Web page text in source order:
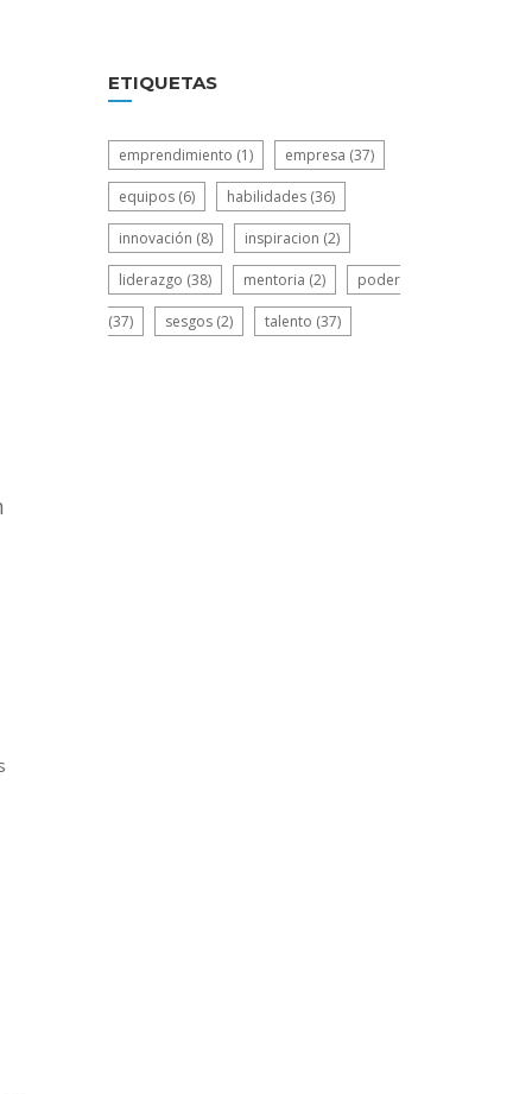
ETIQUETAS
emprendimiento (1) empresa (37)
equipos (6) habilidades (36)
innovación (8) inspiracion (2)
liderazgo (38) mentoria (2) poder
(37) sesgos (2) talento (37)